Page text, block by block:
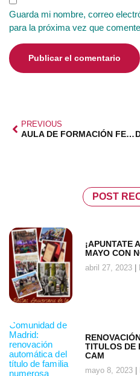
Guarda mi nombre, correo
para la próxima vez que
PREVIOUS
AULA DE FORMACIÓN FEDMA
POST
¡APUNTATE
MAYO CON
abril 27, 2023
TITULOS DE
CAM
mayo 8, 2023